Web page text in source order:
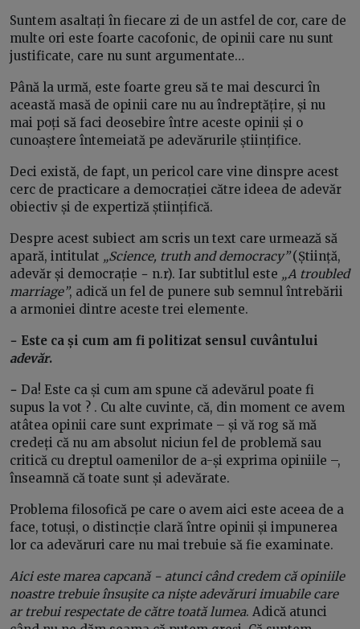
Suntem asaltați în fiecare zi de un astfel de cor, care de
multe ori este foarte cacofonic, de opinii care nu sunt
justificate, care nu sunt argumentate…
Până la urmă, este foarte greu să te mai descurci în
această masă de opinii care nu au îndreptățire, și nu
mai poți să faci deosebire între aceste opinii și o
cunoaștere întemeiată pe adevărurile științifice.
Deci există, de fapt, un pericol care vine dinspre acest
cerc de practicare a democrației către ideea de adevăr
obiectiv și de expertiză științifică.
Despre acest subiect am scris un text care urmează să
apară, intitulat „Science, truth and democracy”(Știință,
adevăr și democrație − n.r). Iar subtitlul este „A troubled
marriage”, adică un fel de punere sub semnul întrebării
a armoniei dintre aceste trei elemente.
− Este ca și cum am fi politizat sensul cuvântului
adevăr.
− Da! Este ca și cum am spune că adevărul poate fi
supus la vot ? . Cu alte cuvinte, că, din moment ce avem
atâtea opinii care sunt exprimate – și vă rog să mă
credeți că nu am absolut niciun fel de problemă sau
critică cu dreptul oamenilor de a-și exprima opiniile –,
înseamnă că toate sunt și adevărate.
Problema filosofică pe care o avem aici este aceea de a
face, totuși, o distincție clară între opinii și impunerea
lor ca adevăruri care nu mai trebuie să fie examinate.
Aici este marea capcană − atunci când credem că opiniile
noastre trebuie însușite ca niște adevăruri imuabile care
ar trebui respectate de către toată lumea. Adică atunci